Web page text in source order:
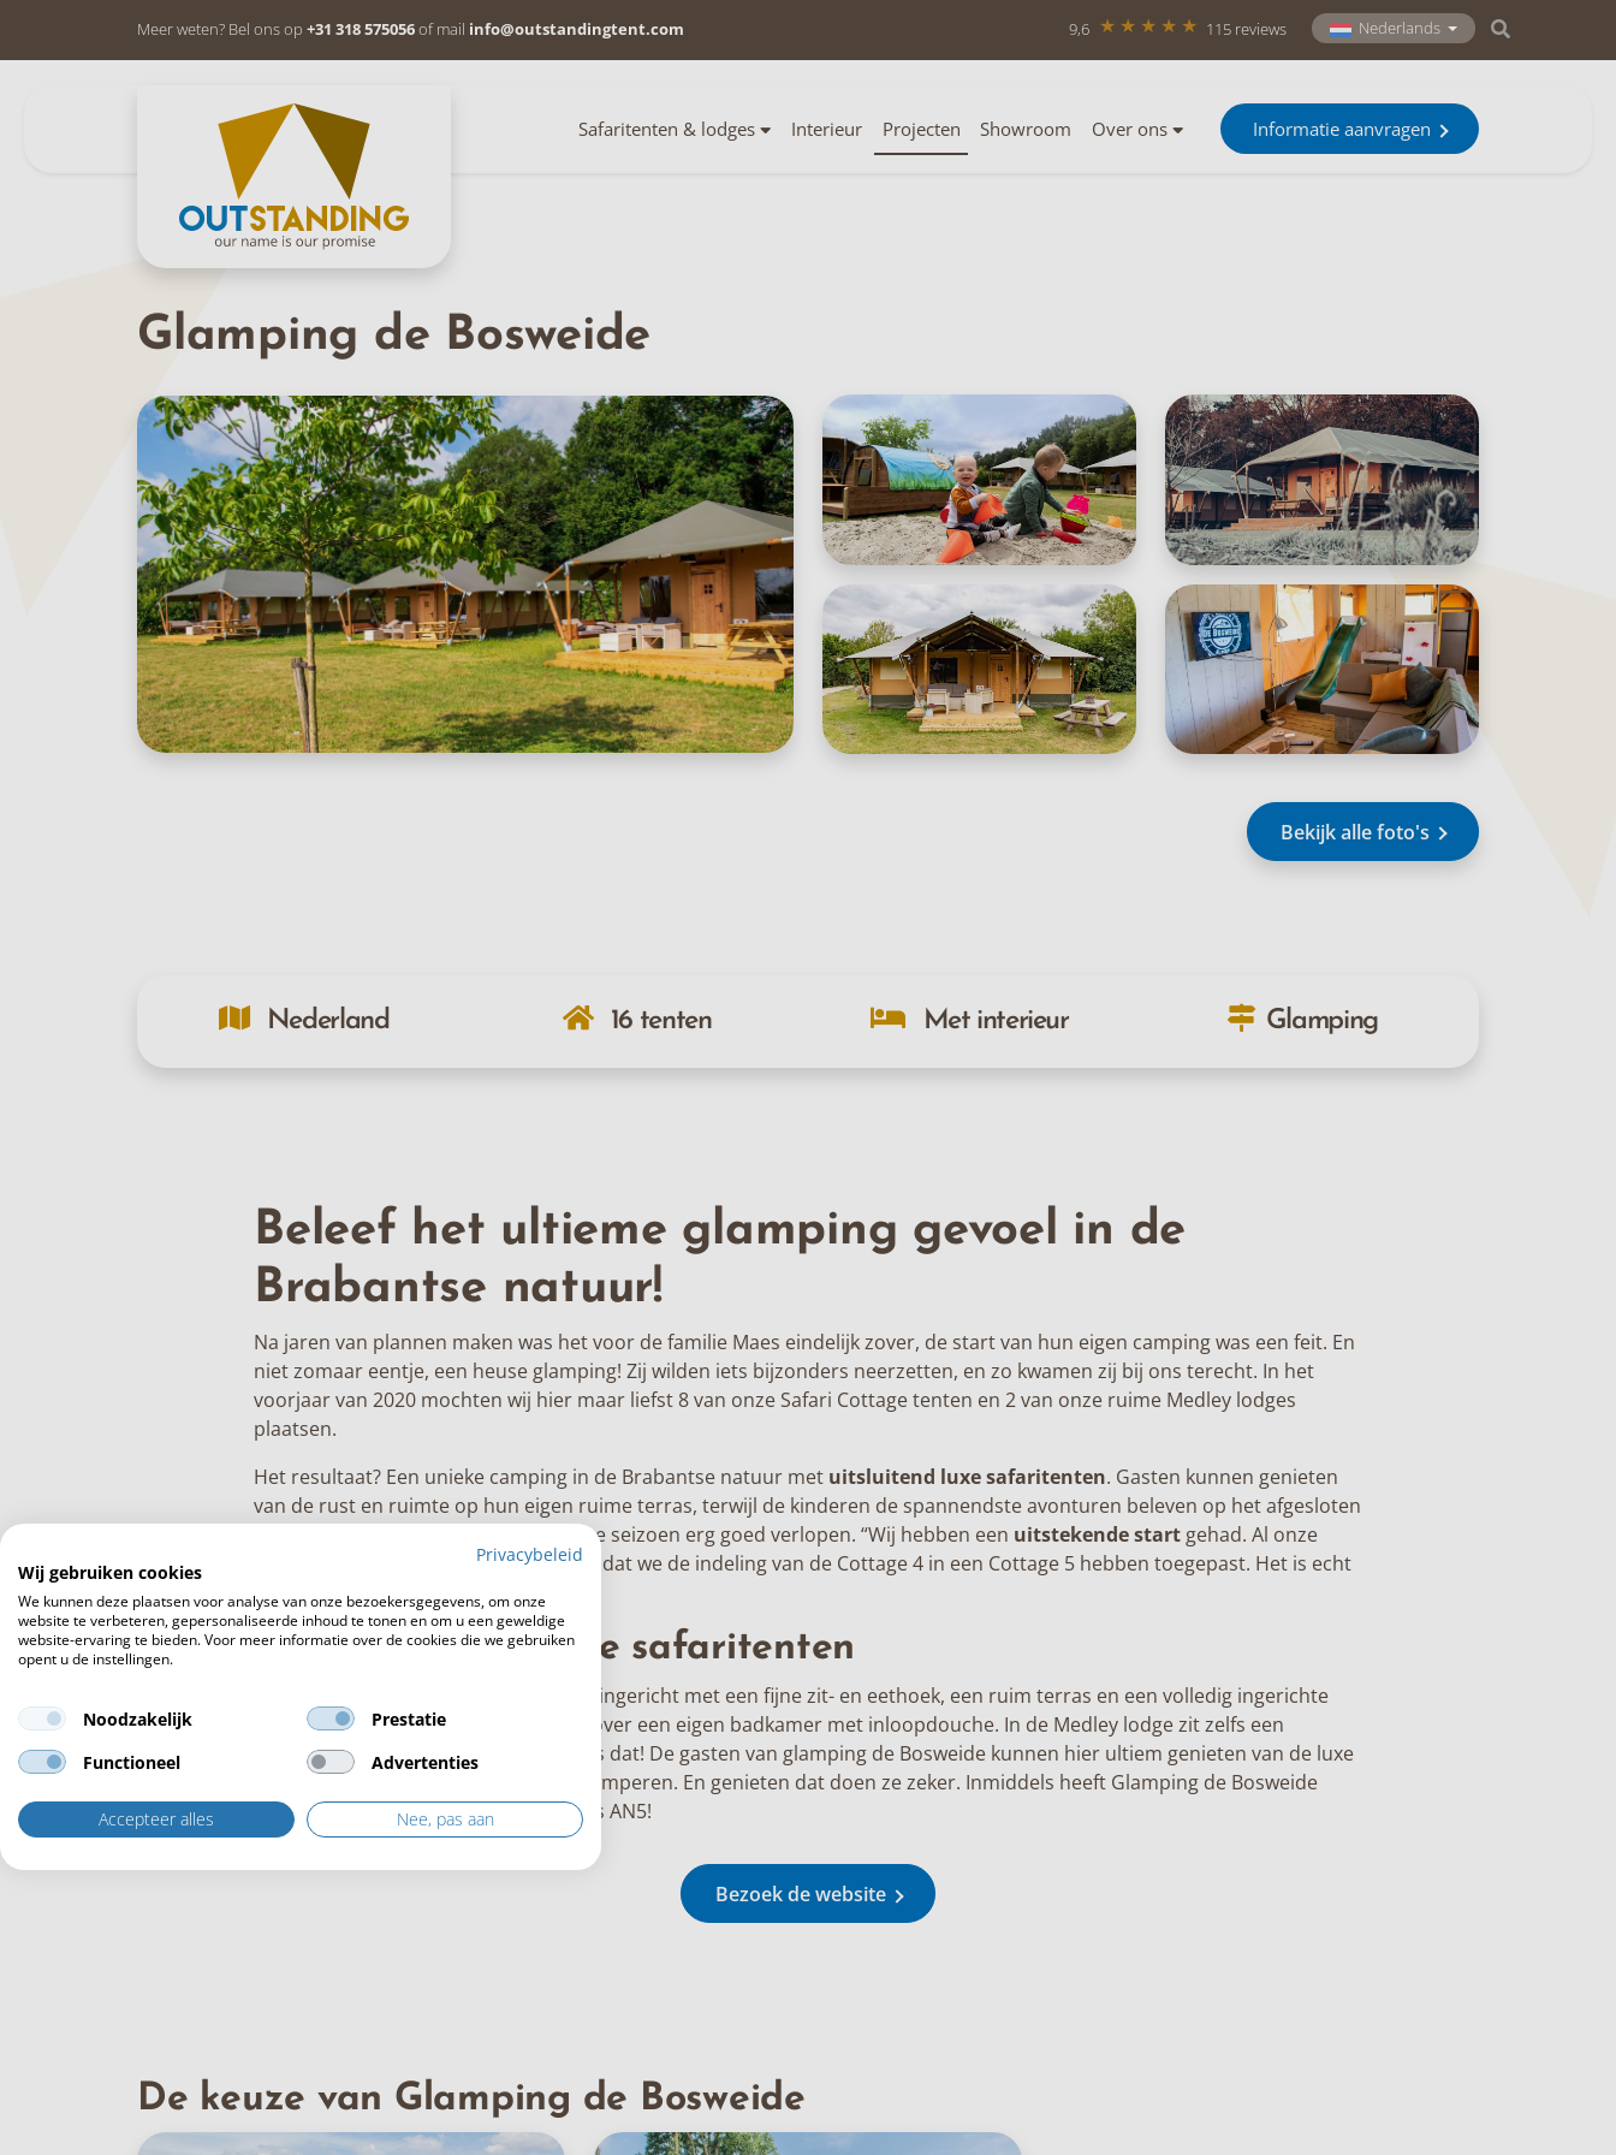
Meer weten? Bel ons op +31 318 575056of mail info@outstandingtent.com 9,6 115 reviews Nederlands
Safaritenten & lodges Interieur Projecten Showroom Over ons Informatie aanvragen
Glamping de Bosweide
Bekijk alle foto's
Nederland 16 tenten Met interieur Glamping
Beleef het ultieme glamping gevoel in de
Brabantse natuur!
Na jaren van plannen maken was het voor de familie Maes eindelijk zover, de start van hun eigen camping was een feit. En
niet zomaar eentje, een heuse glamping! Zij wilden iets bijzonders neerzetten, en zo kwamen zij bij ons terecht. In het
voorjaar van 2020 mochten wij hier maar liefst 8 van onze Safari Cottagetenten en 2 van onze ruime Medley lodges
plaatsen.
Het resultaat? Een unieke camping in de Brabantse natuur met uitsluitend luxe safaritenten. Gasten kunnen genieten
van de rust en ruimte op hun eigen ruime terras, terwijl de kinderen de spannendste avonturen beleven op het afgesloten
terrein! Ondanks Covid-19 is het eerste seizoen erg goed verlopen. “Wij hebben een uitstekende start gehad. Al onze
gasten zijn dol enthousiast. Vooral omdat we de indeling van de Cottage 4 in een Cottage 5 hebben toegepast. Het is echt
een zee van ruimte.”
Compleet ingerichte safaritenten
zijn volledig ingericht met een fijne zit- en eethoek, een ruim terras en een volledig ingerichte
keuken. Daarnaast beschikt elke tent over een eigen badkamer met inloopdouche. In de Medley lodge zit zelfs een
glijbaan voor de kinderen
, hoe leuk is dat! De gasten van glamping de Bosweide kunnen hier ultiem genieten van de luxe
van thuis en de gezelligheid van het kamperen. En genieten dat doen ze zeker. Inmiddels heeft Glamping de Bosweide
uitbereid met 6 nieuwe Safari Cottages AN5!
Bezoek de website
De keuze van Glamping de Bosweide
Privacybeleid
Wij gebruiken cookies
We kunnen deze plaatsen voor analyse van onze bezoekersgegevens, om onze
website te verbeteren, gepersonaliseerde inhoud te tonen en om u een geweldige
website-ervaring te bieden. Voor meer informatie over de cookies die we gebruiken
opent u de instellingen.
Noodzakelijk
Prestatie
Functioneel
Advertenties
Accepteer alles Nee, pas aan